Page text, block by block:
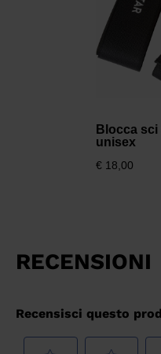
recommend
website
version
Blocca
unisex
€ 18,00